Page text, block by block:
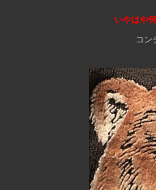
いやはや何とも見事な
コンディションも